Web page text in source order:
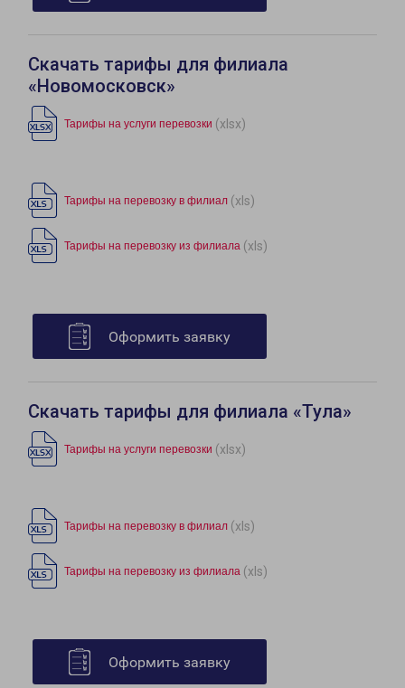
Скачать тарифы для филиала
«Новомосковск»
Тарифы на услуги перевозки (xlsx)
Тарифы на перевозку в филиал (xls)
Тарифы на перевозку из филиала (xls)
Оформить заявку
Скачать тарифы для филиала «Тула»
Тарифы на услуги перевозки (xlsx)
Тарифы на перевозку в филиал (xls)
Тарифы на перевозку из филиала (xls)
Оформить заявку